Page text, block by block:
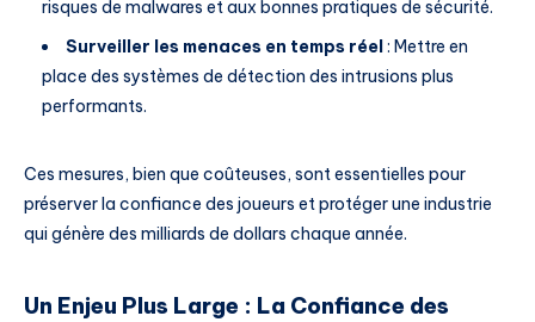
risques de malwares et aux bonnes pratiques de sécurité.
Surveiller les menaces en temps réel : Mettre en
place des systèmes de détection des intrusions plus
performants.
Ces mesures, bien que coûteuses, sont essentielles pour
préserver la confiance des joueurs et protéger une industrie
qui génère des milliards de dollars chaque année.
Un Enjeu Plus Large : La Confiance des